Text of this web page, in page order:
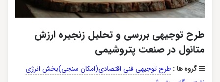
طرح توجیهی بررسی و تحلیل زنجیره ارزش
متانول در صنعت پتروشیمی
گروه ها : طرح توجیهی فنی اقتصادی(امکان سنجی)بخش انرژی